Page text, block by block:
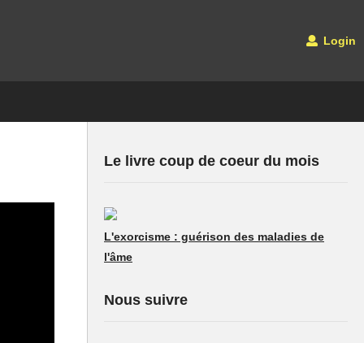
Login
Le livre coup de coeur du mois
L'exorcisme : guérison des maladies de
l'âme
Nous suivre